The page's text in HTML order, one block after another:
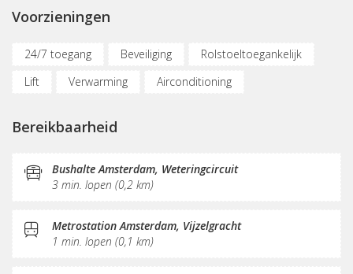
Voorzieningen
24/7 toegang Beveiliging
Rolstoeltoegankelijk
Lift
Verwarming
Airconditioning
Internetmogelijkheden
KVK-inschrijving
Sociaal hart
Restaurant
Koffie/thee
Pantry
Bereikbaarheid
Bushalte Amsterdam, Weteringcircuit
3 min. lopen (0,2 km)
Metrostation Amsterdam, Vijzelgracht
1 min. lopen (0,1 km)